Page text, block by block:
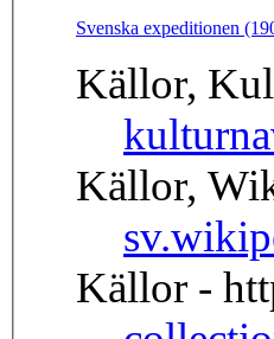
Svenska expeditionen
Källor,
Källor,
Källor -